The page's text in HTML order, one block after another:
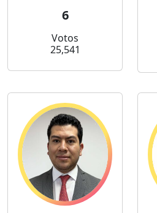
6
Votos
25,541